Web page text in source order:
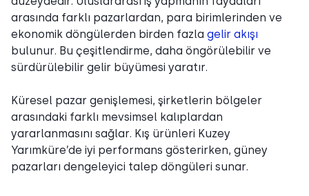
arasında farklı pazarlardan, para birimlerinden ve
ekonomik döngülerden birden fazla gelir akışı
bulunur. Bu çeşitlendirme, daha öngörülebilir ve
sürdürülebilir gelir büyümesi yaratır.
Küresel pazar genişlemesi, şirketlerin bölgeler
arasındaki farklı mevsimsel kalıplardan
yararlanmasını sağlar. Kış ürünleri Kuzey
Yarımküre’de iyi performans gösterirken, güney
pazarları dengeleyici talep döngüleri sunar.